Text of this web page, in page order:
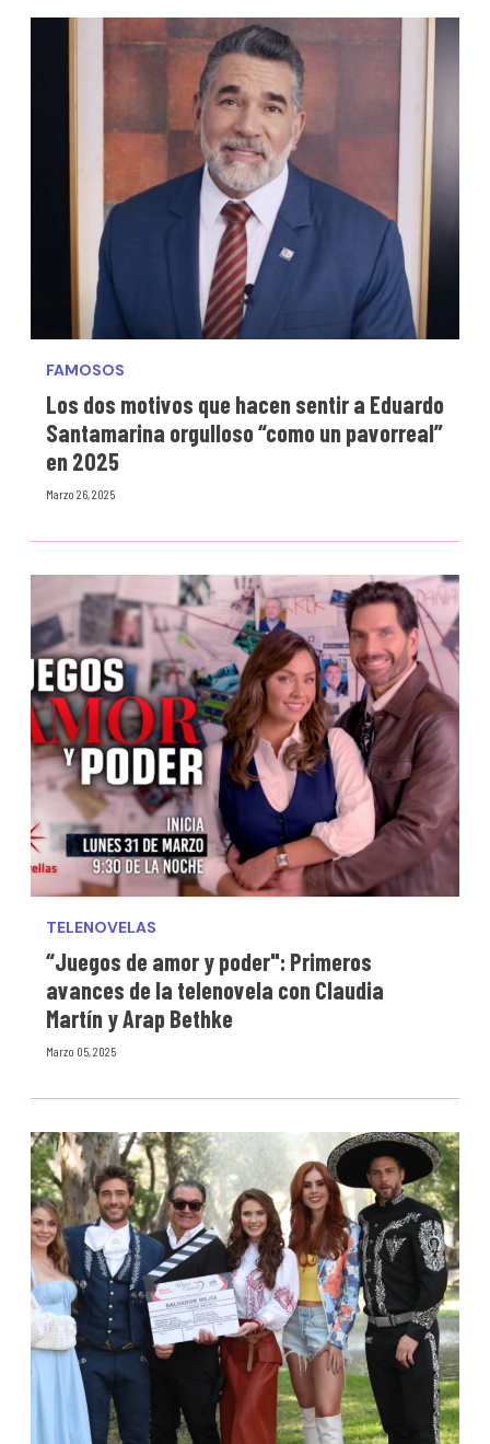
FAMOSOS
Los dos motivos que hacen sentir a Eduardo
Santamarina orgulloso “como un pavorreal”
en 2025
Marzo 26, 2025
TELENOVELAS
“Juegos de amor y poder": Primeros
avances de la telenovela con Claudia
Martín y Arap Bethke
Marzo 05, 2025